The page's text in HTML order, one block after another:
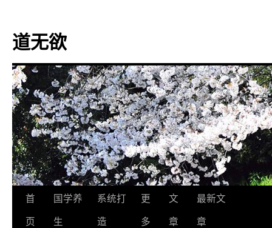
道无欲
跳首
页
国学养
生
系统打
造
更
多
文
章
最新文
章